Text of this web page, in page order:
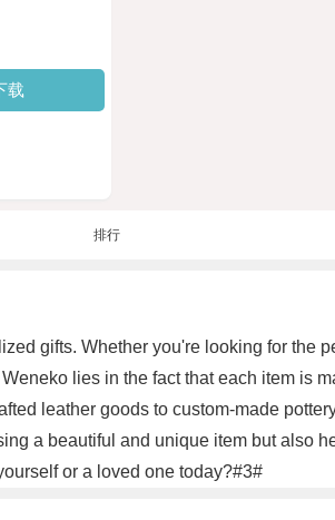
载
排行
gifts. Whether you're looking for the
lies in the fact that each item is
leather goods to custom-made
a beautiful and unique item but also
or a loved one today?#3#